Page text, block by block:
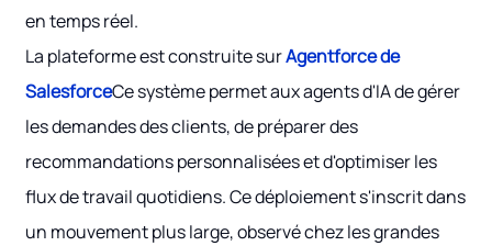
en temps réel.
La plateforme est construite surAgentforce de
SalesforceCe système permet aux agents d'IA de gérer
les demandes des clients, de préparer des
recommandations personnalisées et d'optimiser les
flux de travail quotidiens. Ce déploiement s'inscrit dans
un mouvement plus large, observé chez les grandes